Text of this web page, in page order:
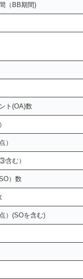
（BB期間)
ト(OA)数
）
む）
）数
）(SOを含む)